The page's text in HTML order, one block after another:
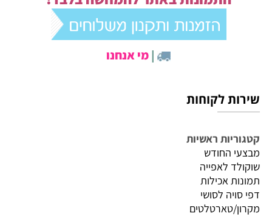
|מי אנחנו
שירות לקוחות
קטגוריות ראשיות
מבצעי החודש
שוקולד לאפייה
תמונות אכילות
דפי סויה לסושי
מקרון/טארטלטים